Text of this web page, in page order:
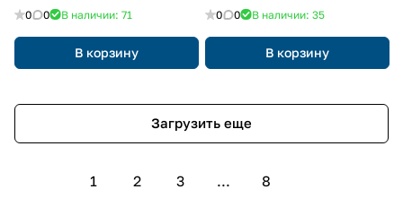
0 0 В наличии: 71
В корзину
0 0 В наличии: 35
В корзину
Загрузить еще
1 2 3 ... 8